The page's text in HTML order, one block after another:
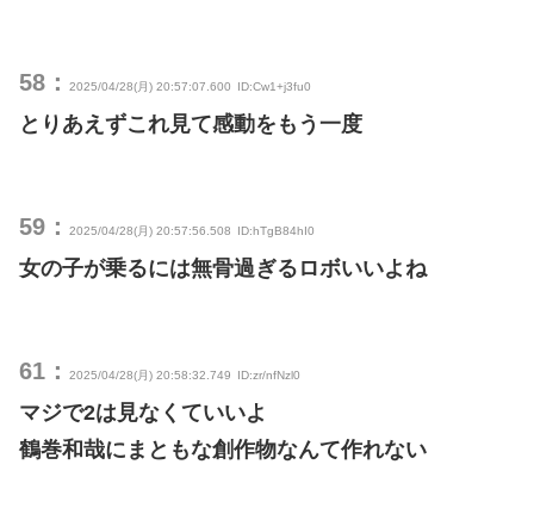
58： 2025/04/28(月) 20:57:07.600 ID:Cw1+j3fu0
とりあえずこれ見て感動をもう一度
59： 2025/04/28(月) 20:57:56.508 ID:hTgB84hI0
女の子が乗るには無骨過ぎるロボいいよね
61： 2025/04/28(月) 20:58:32.749 ID:zr/nfNzl0
マジで2は見なくていいよ
鶴巻和哉にまともな創作物なんて作れない